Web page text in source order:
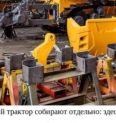
собирают отдельно: